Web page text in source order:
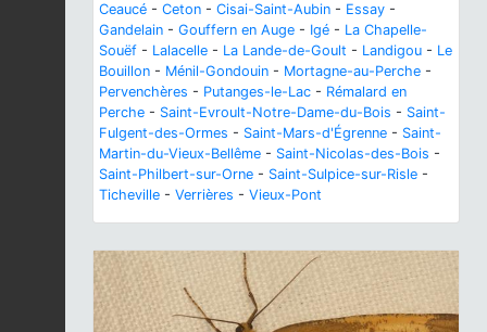
Ceaucé - Ceton - Cisai-Saint-Aubin - Essay -
Gandelain - Gouffern en Auge - Igé - La Chapelle-
Souëf - Lalacelle - La Lande-de-Goult - Landigou - Le
Bouillon - Ménil-Gondouin - Mortagne-au-Perche -
Pervenchères - Putanges-le-Lac - Rémalard en
Perche - Saint-Evroult-Notre-Dame-du-Bois - Saint-
Fulgent-des-Ormes - Saint-Mars-d'Égrenne - Saint-
Martin-du-Vieux-Bellême - Saint-Nicolas-des-Bois -
Saint-Philbert-sur-Orne - Saint-Sulpice-sur-Risle -
Ticheville - Verrières - Vieux-Pont